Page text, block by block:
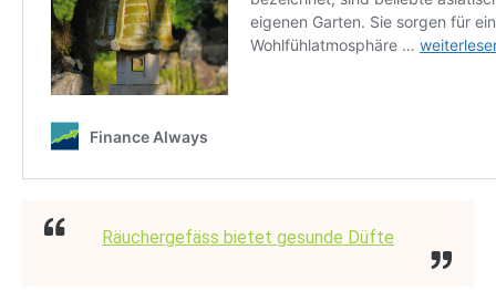
Räuchergefäss bietet gesunde Düfte